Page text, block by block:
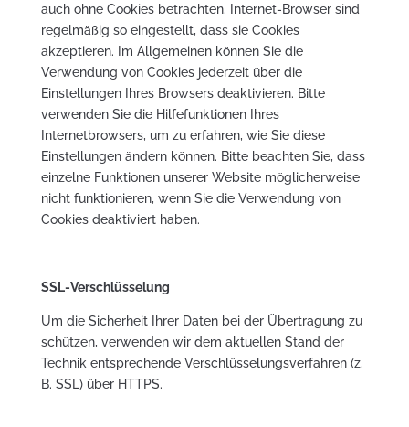
auch ohne Cookies betrachten. Internet-Browser sind
regelmäßig so eingestellt, dass sie Cookies
akzeptieren. Im Allgemeinen können Sie die
Verwendung von Cookies jederzeit über die
Einstellungen Ihres Browsers deaktivieren. Bitte
verwenden Sie die Hilfefunktionen Ihres
Internetbrowsers, um zu erfahren, wie Sie diese
Einstellungen ändern können. Bitte beachten Sie, dass
einzelne Funktionen unserer Website möglicherweise
nicht funktionieren, wenn Sie die Verwendung von
Cookies deaktiviert haben.
SSL-Verschlüsselung
Um die Sicherheit Ihrer Daten bei der Übertragung zu
schützen, verwenden wir dem aktuellen Stand der
Technik entsprechende Verschlüsselungsverfahren (z.
B. SSL) über HTTPS.